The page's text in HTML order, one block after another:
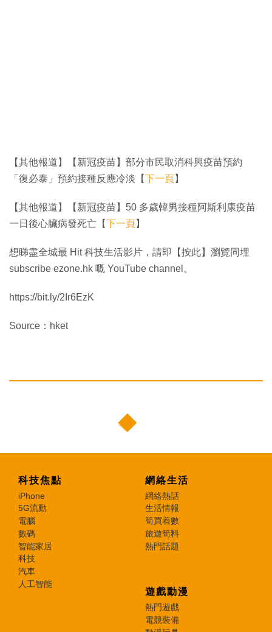
【其他報道】【新冠疫苗】部分市民取消科興疫苗預約
「復必泰」預約接種反應冷淡【下一頁】
【其他報道】【新冠疫苗】50 多歲韓男接種阿斯利康疫苗
一日後心臟病發死亡【下一頁】
想睇盡全城最 Hit 科技生活影片，請即【按此】瀏覽同埋
subscribe ezone.hk 嘅 YouTube channel。
https://bit.ly/2Ir6EzK
Source：hket
科技焦點
iPhone
5G流動
電腦
數碼
智能家居
科技
汽車
人工智能
網絡生活
網絡熱話
生活情報
筍買着數
旅遊筍料
熱門話題
遊戲動漫
熱門遊戲
電競裝備